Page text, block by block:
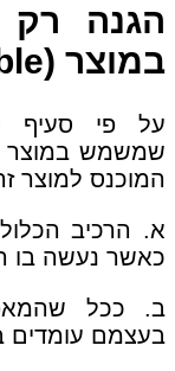
הגנה
במוצר (visible) במוצר מורכב
שמשמש במוצר
המוכנס למוצר
א. הרכיב
כאשר נעשה בו
ב. ככל
בעצמם עומדים